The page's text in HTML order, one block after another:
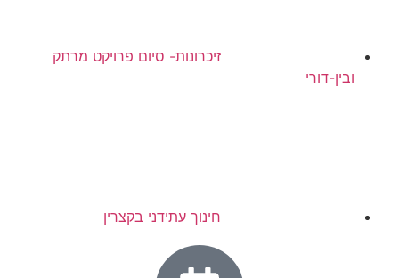
זיכרונות- סיום פרויקט מרתק
ובין-דורי
חינוך עתידני בקצרין